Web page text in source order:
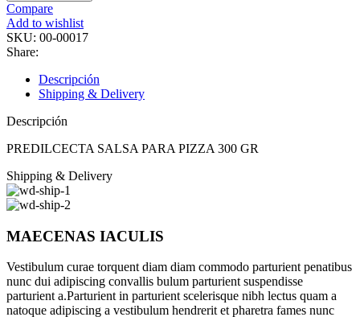
Compare
Add to wishlist
SKU: 00-00017
Share:
Descripción
Shipping & Delivery
Descripción
PREDILCECTA SALSA PARA PIZZA 300 GR
Shipping & Delivery
MAECENAS IACULIS
Vestibulum curae torquent diam diam commodo parturient penatibus
nunc dui adipiscing convallis bulum parturient suspendisse
parturient a.Parturient in parturient scelerisque nibh lectus quam a
natoque adipiscing a vestibulum hendrerit et pharetra fames nunc